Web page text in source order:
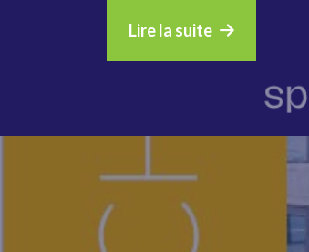
Lire la suite